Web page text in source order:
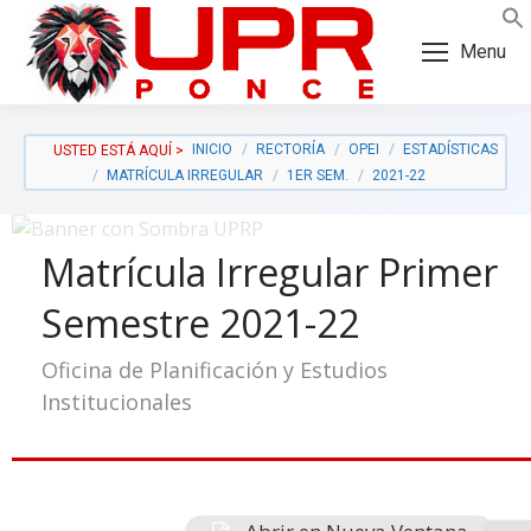
Skip
Content
Skip
navigation
Menu
INICIO RECTORÍA OPEI
ESTADÍSTICAS
MATRÍCULA IRREGULAR
1ER SEM. 2021-22
Matrícula Irregular Primer
Semestre 2021-22
Oficina de Planificación y Estudios
Institucionales